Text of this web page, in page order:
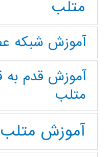
متلب
آموزش شبکه
آموزش قدم به
متلب
آموزش متلب